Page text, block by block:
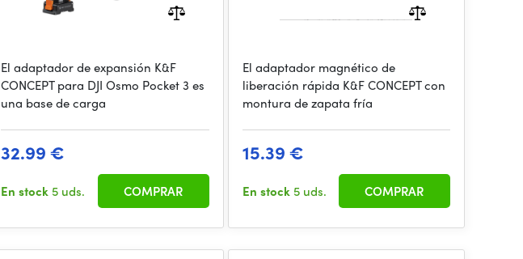
El adaptador de expansión K&F
CONCEPT para DJI Osmo Pocket 3 es
una base de carga
32.99 €
En stock 5 uds. COMPRAR
El adaptador magnético de
liberación rápida K&F CONCEPT con
montura de zapata fría
15.39 €
En stock 5 uds. COMPRAR